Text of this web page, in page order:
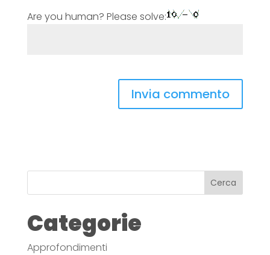
Are you human? Please solve:
Cerca
Categorie
Approfondimenti